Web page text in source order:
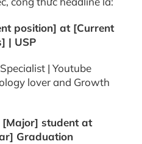
position] at [Current
| USP
| Youtube
lover and Growth
[Major] student at
Graduation